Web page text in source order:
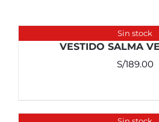
Sin stock
VESTIDO SALMA
S/189.00